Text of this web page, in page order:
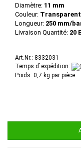
Diamètre: 11 mm
Couleur: Transparent
Longueur: 250 mm/
Livraison Quantité: 20
Art.Nr.: 8332031
Temps d`expédition:
Poids: 0,7 kg par pièce